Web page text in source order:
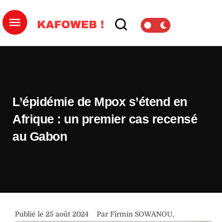
L’épidémie de Mpox s’étend en
Afrique : un premier cas recensé
au Gabon
Publié le 25 août 2024 Par Firmin SOWANOU,